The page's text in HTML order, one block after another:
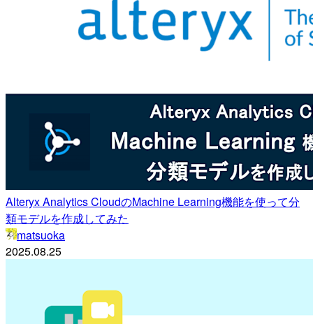
Alteryx Analytics CloudのMachine Learning機能を使って分
類モデルを作成してみた
matsuoka
2025.08.25